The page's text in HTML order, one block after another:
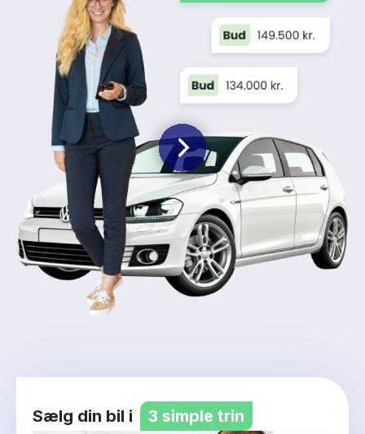
Sælg din bil i 3 simple trin